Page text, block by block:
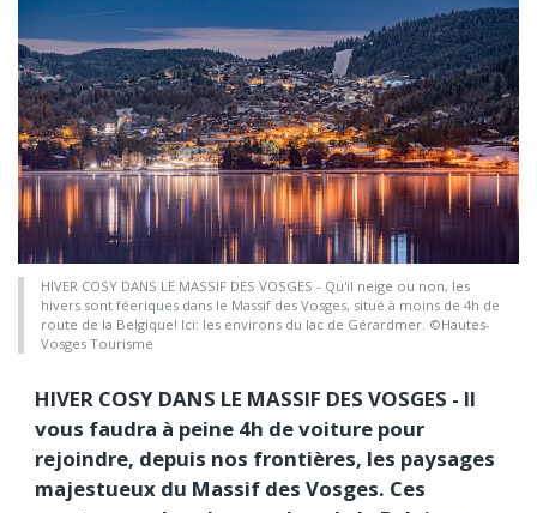
HIVER COSY DANS LE MASSIF DES VOSGES - Qu'il neige ou non, les
hivers sont féeriques dans le Massif des Vosges, situé à moins de 4h de
route de la Belgique! Ici: les environs du lac de Gérardmer. ©Hautes-
Vosges Tourisme
HIVER COSY DANS LE MASSIF DES VOSGES - Il
vous faudra à peine 4h de voiture pour
rejoindre, depuis nos frontières, les paysages
majestueux du Massif des Vosges. Ces